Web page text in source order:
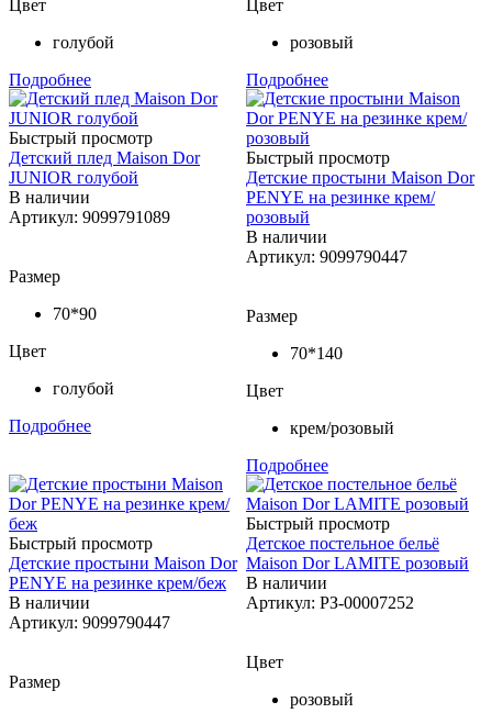
Цвет
голубой
Подробнее
Цвет
розовый
Подробнее
Быстрый просмотр
Детский плед Maison Dor
JUNIOR голубой
В наличии
Артикул: 9099791089
Размер
70*90
Цвет
голубой
Подробнее
Быстрый просмотр
Детские простыни Maison Dor
PENYE на резинке крем/
розовый
В наличии
Артикул: 9099790447
Размер
70*140
Цвет
крем/розовый
Подробнее
Быстрый просмотр
Детские простыни Maison Dor
PENYE на резинке крем/беж
В наличии
Артикул: 9099790447
Размер
Быстрый просмотр
Детское постельное бельё
Maison Dor LAMITE розовый
В наличии
Артикул: РЗ-00007252
Цвет
розовый